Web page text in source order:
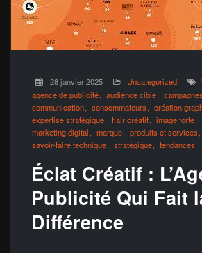
28 janvier 2025 Uncategorized
agence de publicité
audience cible
communication
consommateurs création
expertise stratégique
flair créatif image forte
marketing digital
marque produits et services
savoir-faire technique
stratégique tendances
Éclat Créatif :
Publicité Qui Fait
Différence